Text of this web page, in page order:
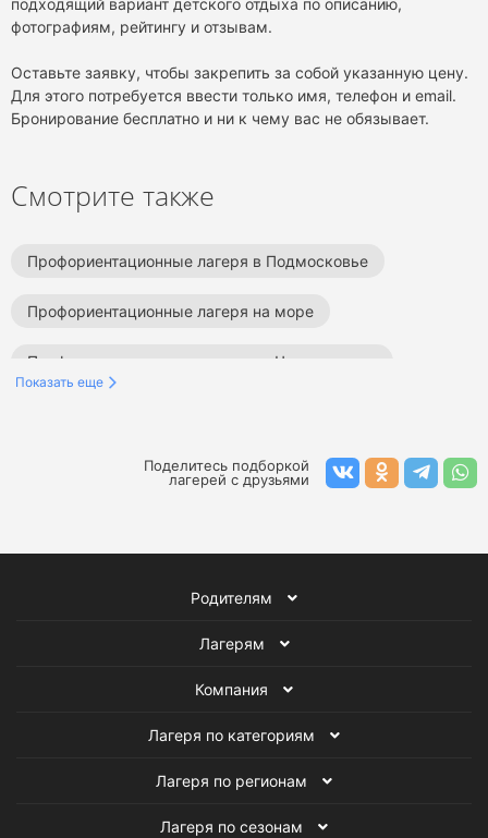
подходящий вариант детского отдыха по описанию,
фотографиям, рейтингу и отзывам.
Оставьте заявку, чтобы закрепить за собой указанную цену.
Для этого потребуется ввести только имя, телефон и email.
Бронирование бесплатно и ни к чему вас не обязывает.
Смотрите также
Профориентационные лагеря в Подмосковье
Профориентационные лагеря на море
Профориентационные лагеря на Черном море
Профориентационные лагеря в Краснодарском крае
Профориентационные лагеря за границей
Показать еще
Поделитесь подборкой
лагерей с друзьями
Родителям
Лагерям
Компания
Лагеря по категориям
Лагеря по регионам
Лагеря по сезонам